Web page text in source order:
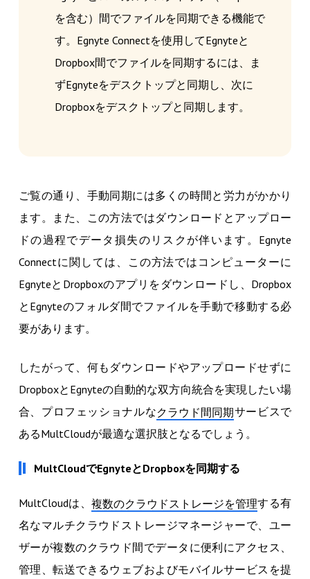
を含む）間でファイルを同期できる機能で
す。Egnyte Connectを使用してEgnyteと
Dropbox間でファイルを同期するには、ま
ずEgnyteをデスクトップと同期し、次に
Dropboxをデスクトップと同期します。
ご覧の通り、手動同期には多くの時間と労力がかかり
ます。また、この方法ではダウンロードとアップロー
ドの過程でデータ損失のリスクが伴います。Egnyte
Connectに関しては、この方法ではコンピューターに
EgnyteとDropboxのアプリをダウンロードし、Dropbox
とEgnyteのフォルダ間でファイルを手動で移動する必
要があります。
したがって、何もダウンロードやアップロードせずに
DropboxとEgnyteの自動的な双方向統合を実現したい場
合、プロフェッショナルなクラウド間同期サービスで
あるMultCloudが最適な選択肢となるでしょう。
MultCloudでEgnyteとDropboxを同期する
MultCloudは、 複数のクラウドストレージを管理する有
名なマルチクラウドストレージマネージャーで、ユー
ザーが複数のクラウド間でデータに便利にアクセス、
管理、転送できるウェブおよびモバイルサービスを提